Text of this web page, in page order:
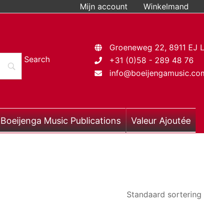
Mijn account Winkelmand
Groeneweg 22, 8911 EJ
+31 (0)58 - 289 48 76
Boeijenga Music Publications Valeur Ajoutée